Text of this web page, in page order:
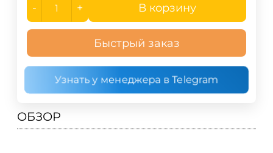
- + В корзину
Быстрый заказ
Узнать у менеджера в Telegram
ОБЗОР